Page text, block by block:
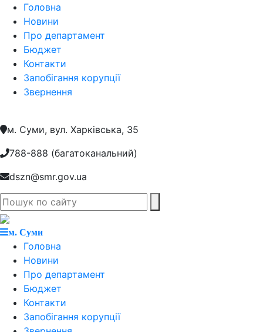
Головна
Новини
Про департамент
Бюджет
Контакти
Запобігання корупції
Звернення
м. Суми, вул. Харкiвська, 35
788-888 (багатоканальний)
dszn@smr.gov.ua
м. Суми
Головна
Новини
Про департамент
Бюджет
Контакти
Запобігання корупції